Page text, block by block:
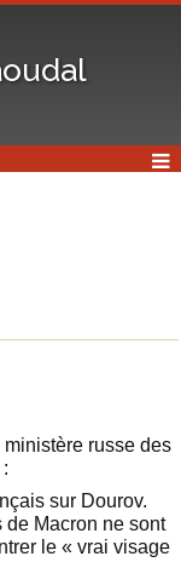
russe des
sur Dourov.
Macron ne sont
le « vrai visage